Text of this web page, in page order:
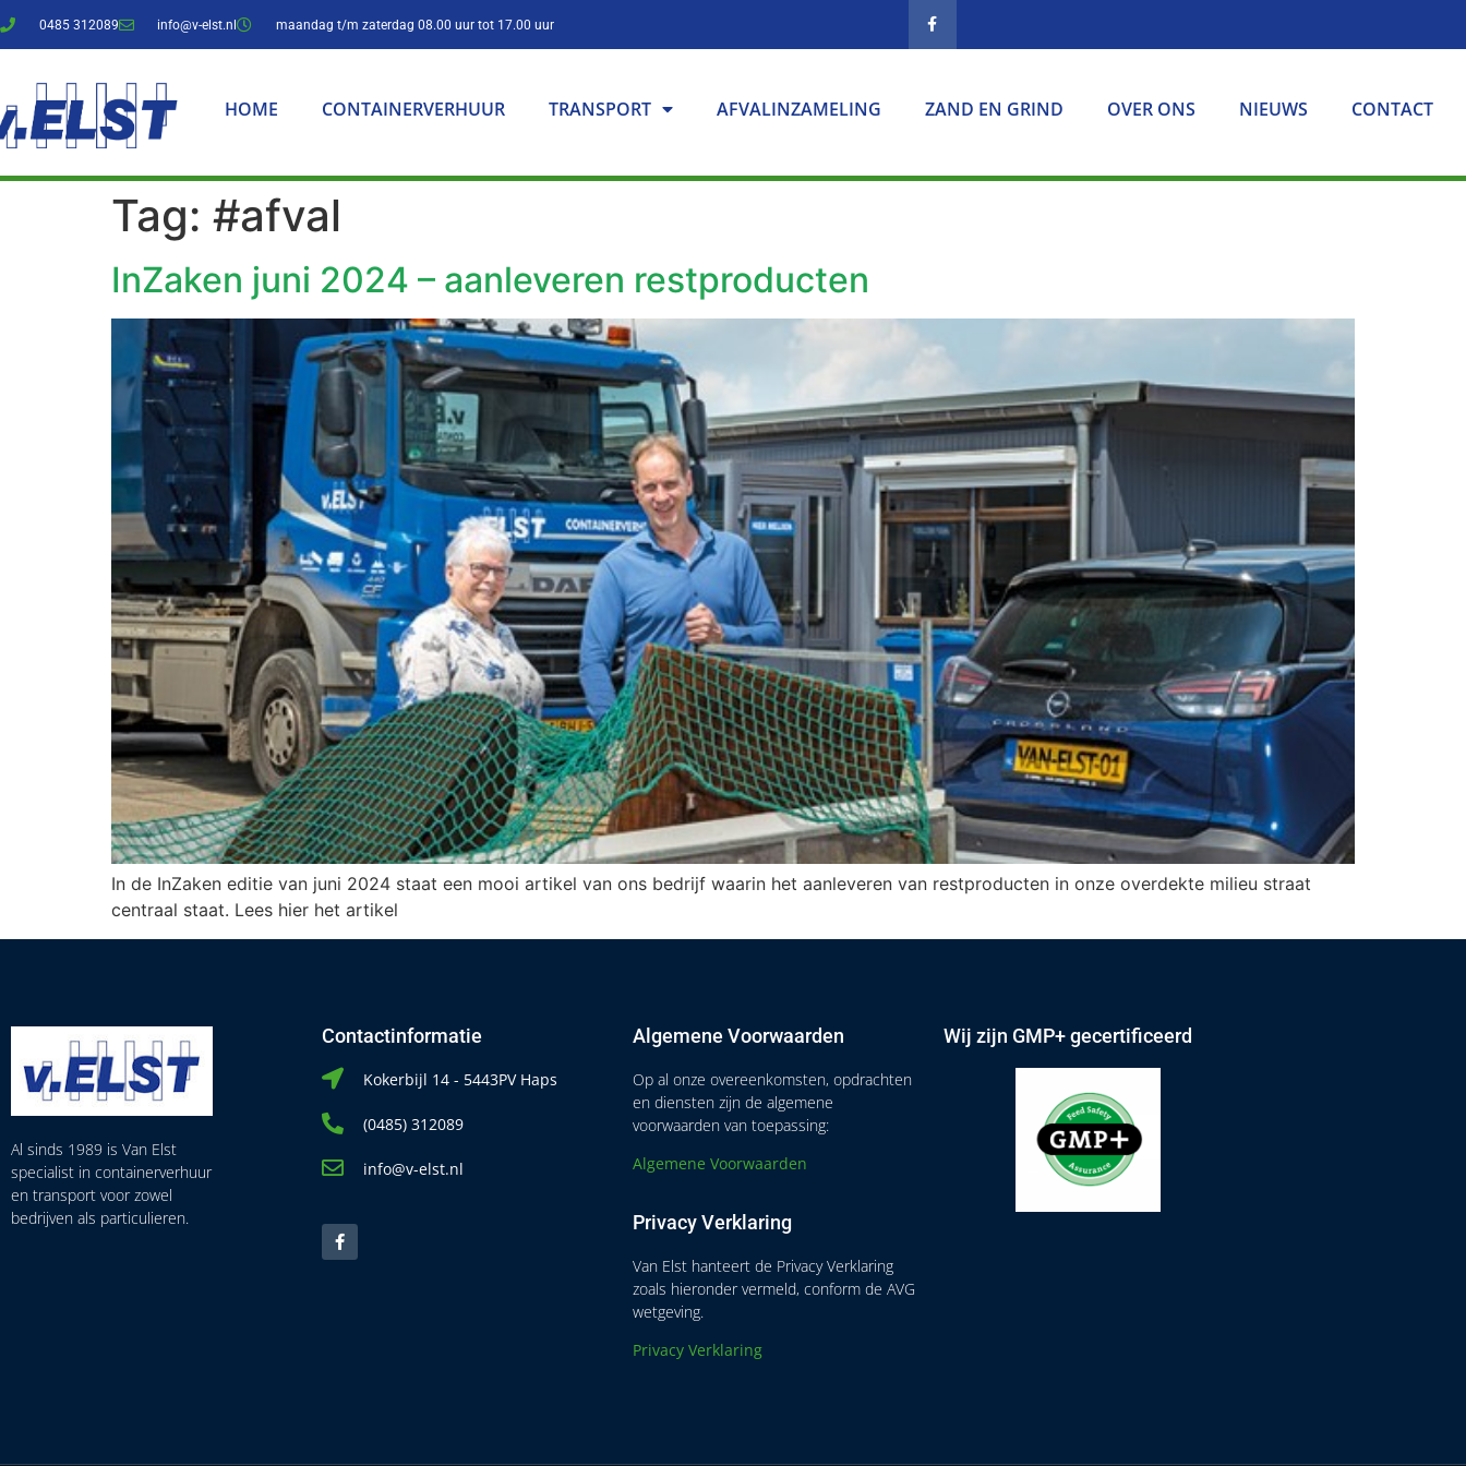
0485 312089 info@v-elst.nl maandag t/m zaterdag 08.00 uur tot 17.00 uur
HOME CONTAINERVERHUUR TRANSPORT AFVALINZAMELING ZAND EN GRIND OVER ONS NIEUWS CONTACT
Tag: #afval
InZaken juni 2024 – aanleveren restproducten
In de InZaken editie van juni 2024 staat een mooi artikel van ons bedrijf waarin het aanleveren van restproducten in onze overdekte milieu straat
centraal staat. Lees hier het artikel
Al sinds 1989 is Van Elst
specialist in containerverhuur
en transport voor zowel
bedrijven als particulieren.
Contactinformatie
Kokerbijl 14 - 5443PV Haps
(0485) 312089
info@v-elst.nl
Algemene Voorwaarden
Op al onze overeenkomsten, opdrachten
en diensten zijn de algemene
voorwaarden van toepassing:
Algemene Voorwaarden
Privacy Verklaring
Van Elst hanteert de Privacy Verklaring
zoals hieronder vermeld, conform de AVG
wetgeving.
Privacy Verklaring
Wij zijn GMP+ gecertificeerd